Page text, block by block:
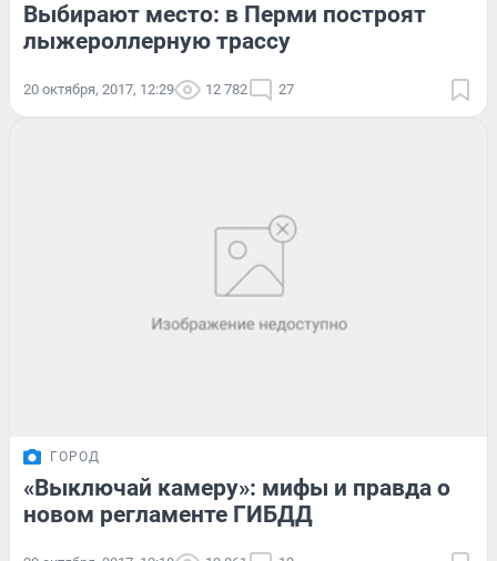
Выбирают место: в Перми построят
лыжероллерную трассу
20 октября, 2017, 12:29 12 782 27
ГОРОД
«Выключай камеру»: мифы и правда о
новом регламенте ГИБДД